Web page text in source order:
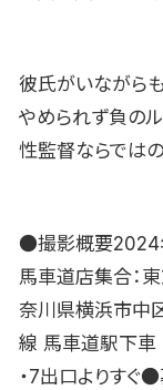
彼氏がいながら
やめられず負の
性監督ならでは
●撮影概要2024
馬車道店集合：
奈川県横浜市中
線 馬車道駅下車
・7出口よりす